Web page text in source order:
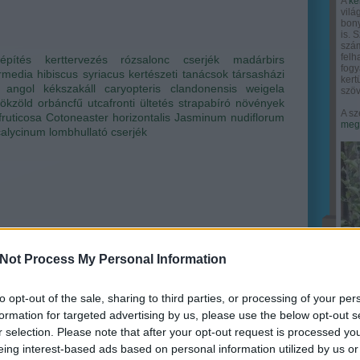
Process My Personal Information
opt-out of the sale, sharing to third parties, or processing of your
for targeted advertising by us, please use the below opt-out
selection. Please note that after your opt-out request is processed
interest-based ads based on personal information utilized by us
kerttervezés rózsalonc cserjék
madárbirs
hibiscus syriacus kertészeti tanácsok társasházi
angol kékszakáll caryopteris clandonensis
weigela
orbáncfű utcafronti ültetés strapabíró növények
Cotoneaster horizontalis Jasminum nudiflorum
lombhullató cserjék
Szabolcs •1komment
kerttel rendelkezők nehezen tudják elképzelni, hogy
lehet 5, 10, vagy akár 25 családnak egyetlen közös
is.
A